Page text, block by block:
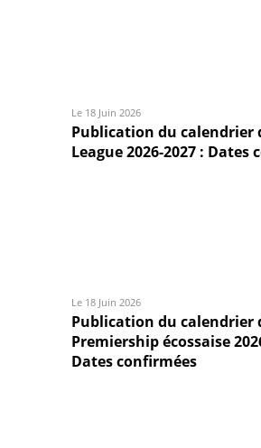
Le 18 Juin 2026
Publication du calendrier
League 2026-2027 : Dates
Le 18 Juin 2026
Publication du calendrier
Premiership écossaise
Dates confirmées